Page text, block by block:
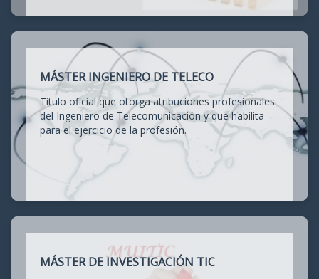
MÁSTER INGENIERO DE TELECO
Título oficial que otorga atribuciones profesionales
del Ingeniero de Telecomunicación y que habilita
para el ejercicio de la profesión.
MÁSTER DE INVESTIGACIÓN TIC